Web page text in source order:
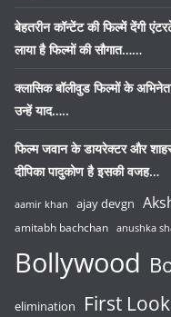
बेहतरीन कॉन्टेंट की फिल्में देंगी
लाया है फिल्मों की सौगात……
क्लासिक बॉलीवुड फिल्मों के
उन्हें याद…..
फिल्म जवान के डायरेक्टर और
दीपिका पादुकोण है इसकी वजह…
aamir khan ajay devgn
amitabh bachchan anushka
Bollywood
elimination First Look